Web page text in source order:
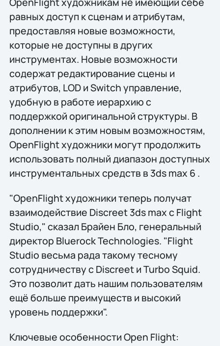
равных доступ к сценам и атрибутам,
предоставляя новые возможности,
которые не доступны в других
инструментах. Новые возможности
содержат редактирование сцены и
атрибутов, LOD и Switch управление,
удобную в работе иерархию с
поддержкой оригинальной структуры. В
дополнении к этим новым возможностям,
OpenFlight художники могут продолжить
использовать полный диапазон доступных
инструментальных средств в 3ds max 6 .
"OpenFlight художники теперь получат
взаимодействие Discreet 3ds max с Flight
Studio," сказал Брайен Бло, генеральный
директор Bluerock Technologies. "Flight
Studio весьма рада такому тесному
сотрудничеству с Discreet и Turbo Squid.
Это позволит дать нашим пользователям
ещё больше преимуществ и высокий
уровень поддержки".
Ключевые особенности Open Flight: